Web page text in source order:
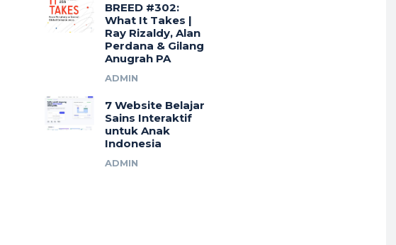
BREED #302:
What It Takes |
Ray Rizaldy, Alan
Perdana & Gilang
Anugrah PA
ADMIN
7 Website Belajar
Sains Interaktif
untuk Anak
Indonesia
ADMIN